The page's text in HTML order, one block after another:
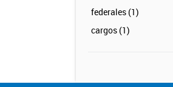
federales (1)
cargos (1)